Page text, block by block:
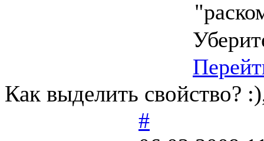
Как выделить свойство?
#